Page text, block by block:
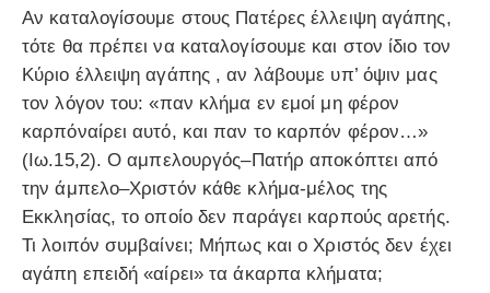
Αν καταλογίσουμε στους Πατέρες έλλειψη αγάπης,
τότε θα πρέπει να καταλογίσουμε και στον ίδιο τον
Κύριο έλλειψη αγάπης , αν λάβουμε υπ’ όψιν μας
τον λόγον του: «παν κλήμα εν εμοί μη φέρον
καρπόναίρει αυτό, και παν το καρπόν φέρον…»
(Ιω.15,2). Ο αμπελουργός–Πατήρ αποκόπτει από
την άμπελο–Χριστόν κάθε κλήμα-μέλος της
Εκκλησίας, το οποίο δεν παράγει καρπούς αρετής.
Τι λοιπόν συμβαίνει; Μήπως και ο Χριστός δεν έχει
αγάπη επειδή «αίρει» τα άκαρπα κλήματα;